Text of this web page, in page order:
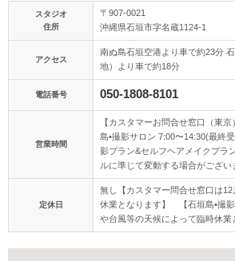
こだわりポイント
海での撮影
スタジオ
住所
〒907-0021
沖縄県石垣市字名蔵1124-1
アクセス
南ぬ島石垣空港より車で約23分
地）より車で約18分
電話番号 050-1808-8101
営業時間
【カスタマーお問合せ窓口（東
島•撮影サロン 7:00〜14:30(最終
影プラン&セルフヘアメイクプ
ルに準じて変動する場合がござい
定休日
無し【カスタマー問合せ窓口は
休業となります】 【石垣島•撮
や台風等の天候によって臨時休業